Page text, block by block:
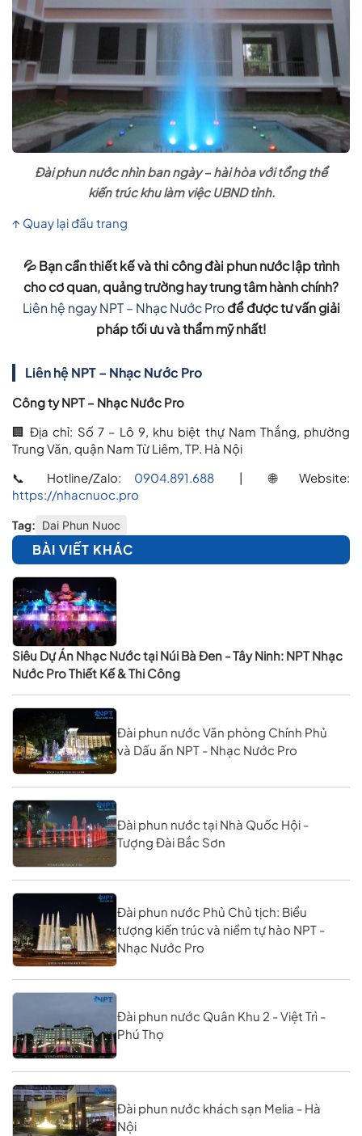
Đài phun nước nhìn ban ngày – hài hòa với tổng thể
kiến trúc khu làm việc UBND tỉnh.
↑ Quay lại đầu trang
💦 Bạn cầnthiết kế và thi công đài phun nước lập trình
cho cơ quan, quảng trường hay trung tâm hành chính?
Liên hệ ngay NPT – Nhạc Nước Prođể được tư vấn giải
pháp tối ưu và thẩm mỹ nhất!
Liên hệ NPT – Nhạc Nước Pro
Công ty NPT – Nhạc Nước Pro
🏢 Địa chỉ: Số 7 – Lô 9, khu biệt thự Nam Thắng, phường
Trung Văn, quận Nam Từ Liêm, TP. Hà Nội
📞 Hotline/Zalo: 0904.891.688 | 🌐 Website:
https://nhacnuoc.pro
Tag: Dai Phun Nuoc
BÀI VIẾT KHÁC
Siêu Dự Án Nhạc Nước tại Núi Bà Đen - Tây Ninh: NPT Nhạc
Nước Pro Thiết Kế & Thi Công
Đài phun nước Văn phòng Chính Phủ
và Dấu ấn NPT - Nhạc Nước Pro
Đài phun nước tại Nhà Quốc Hội -
Tượng Đài Bắc Sơn
Đài phun nước Phủ Chủ tịch: Biểu
tượng kiến trúc và niềm tự hào NPT -
Nhạc Nước Pro
Đài phun nước Quân Khu 2 - Việt Trì -
Phú Thọ
Đài phun nước khách sạn Melia - Hà
Nội